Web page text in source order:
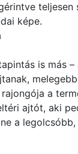
képe.
is más
a
ajtót, aki
a